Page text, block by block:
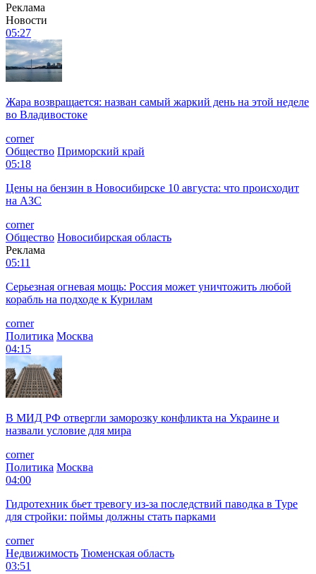
Реклама
Новости
05:27
Жара возвращается: назван самый жаркий день на этой неделе
во Владивостоке
corner
Общество Приморский край
05:18
Цены на бензин в Новосибирске 10 августа: что происходит
на АЗС
corner
Общество Новосибирская область
Реклама
05:11
Серьезная огневая мощь: Россия может уничтожить любой
корабль на подходе к Курилам
corner
Политика Москва
04:15
В МИД РФ отвергли заморозку конфликта на Украине и
назвали условие для мира
corner
Политика Москва
04:00
Гидротехник бьет тревогу из-за последствий паводка в Туре
для стройки: поймы должны стать парками
corner
Недвижимость Тюменская область
03:51